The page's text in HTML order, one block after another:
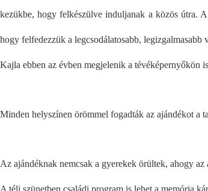
kezükbe, hogy felkészülve induljanak a közös útra.
hogy felfedezzük a legcsodálatosabb, legizgalmasabb
Kajla ebben az évben megjelenik a tévéképernyőkön
Minden helyszínen örömmel fogadták az ajándékot a
Az ajándéknak nemcsak a gyerekek örültek, ahogy az
A téli szünetben családi program is lehet a memória